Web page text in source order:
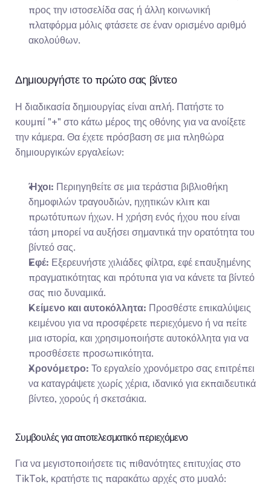
προς την ιστοσελίδα σας ή άλλη κοινωνική
πλατφόρμα μόλις φτάσετε σε έναν ορισμένο αριθμό
ακολούθων.
Δημιουργήστε το πρώτο σας βίντεο
Η διαδικασία δημιουργίας είναι απλή. Πατήστε το
κουμπί "+" στο κάτω μέρος της οθόνης για να ανοίξετε
την κάμερα. Θα έχετε πρόσβαση σε μια πληθώρα
δημιουργικών εργαλείων:
Ήχοι: Περιηγηθείτε σε μια τεράστια βιβλιοθήκη
δημοφιλών τραγουδιών, ηχητικών κλιπ και
πρωτότυπων ήχων. Η χρήση ενός ήχου που είναι
τάση μπορεί να αυξήσει σημαντικά την ορατότητα του
βίντεό σας.
Εφέ: Εξερευνήστε χιλιάδες φίλτρα, εφέ επαυξημένης
πραγματικότητας και πρότυπα για να κάνετε τα βίντεό
σας πιο δυναμικά.
Κείμενο και αυτοκόλλητα: Προσθέστε επικαλύψεις
κειμένου για να προσφέρετε περιεχόμενο ή να πείτε
μια ιστορία, και χρησιμοποιήστε αυτοκόλλητα για να
προσθέσετε προσωπικότητα.
Χρονόμετρο: Το εργαλείο χρονόμετρο σας επιτρέπει
να καταγράψετε χωρίς χέρια, ιδανικό για εκπαιδευτικά
βίντεο, χορούς ή σκετσάκια.
Συμβουλές για αποτελεσματικό περιεχόμενο
Για να μεγιστοποιήσετε τις πιθανότητες επιτυχίας στο
TikTok, κρατήστε τις παρακάτω αρχές στο μυαλό: